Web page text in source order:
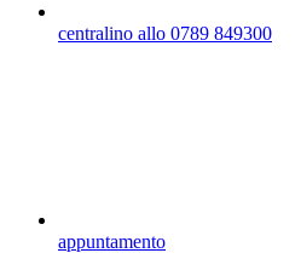
centralino allo 0789 849300
appuntamento